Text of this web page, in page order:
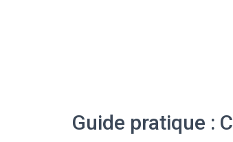
Guide pratique :